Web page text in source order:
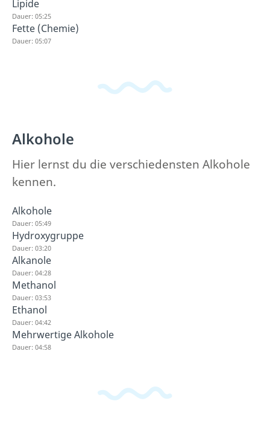
Lipide
Dauer: 05:25
Fette (Chemie)
Dauer: 05:07
Alkohole
Hier lernst du die verschiedensten Alkohole
kennen.
Alkohole
Dauer: 05:49
Hydroxygruppe
Dauer: 03:20
Alkanole
Dauer: 04:28
Methanol
Dauer: 03:53
Ethanol
Dauer: 04:42
Mehrwertige Alkohole
Dauer: 04:58